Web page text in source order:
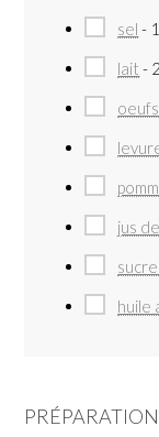
sel -
lait -
oeufs
jus
huile
PRÉPARATION